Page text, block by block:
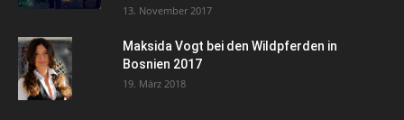
13. November 2017
Maksida Vogt bei den Wildpferden in
Bosnien 2017
19. März 2018